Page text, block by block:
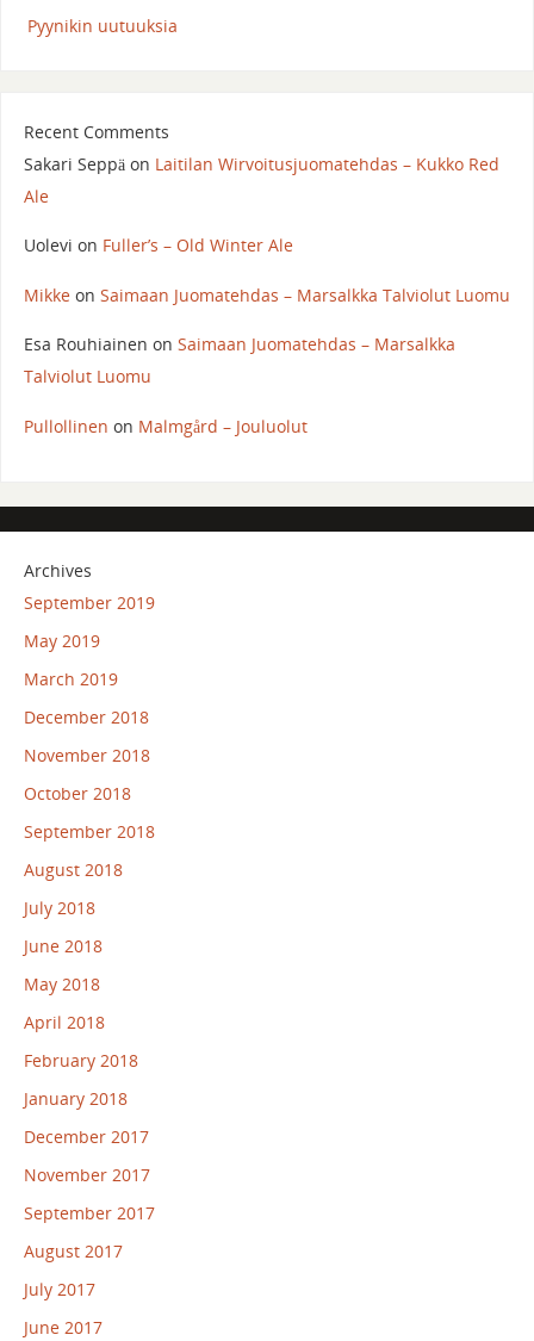
Pyynikin uutuuksia
Recent Comments
Sakari Seppäon Laitilan Wirvoitusjuomatehdas – Kukko Red
Ale
Uolevi on Fuller’s – Old Winter Ale
Mikkeon Saimaan Juomatehdas – Marsalkka Talviolut Luomu
Esa Rouhiainen on Saimaan Juomatehdas – Marsalkka
Talviolut Luomu
Pullollinen on Malmgård – Jouluolut
Archives
September 2019
May 2019
March 2019
December 2018
November 2018
October 2018
September 2018
August 2018
July 2018
June 2018
May 2018
April 2018
February 2018
January 2018
December 2017
November 2017
September 2017
August 2017
July 2017
June 2017